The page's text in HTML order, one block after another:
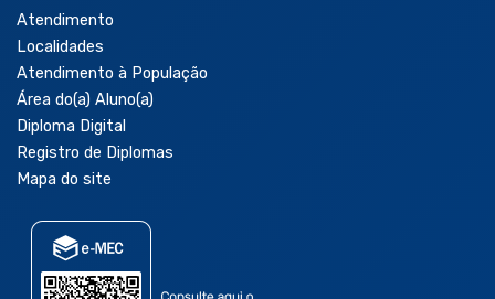
Atendimento
Localidades
Atendimento à População
Área do(a) Aluno(a)
Diploma Digital
Registro de Diplomas
Mapa do site